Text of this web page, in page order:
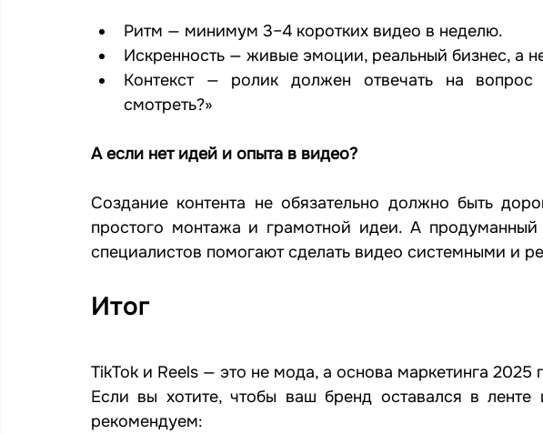
Ритм — минимум 3–4 коротких видео в неделю.
Искренность — живые эмоции, реальный бизнес, а
Контекст — ролик должен отвечать на
смотреть?»
А если нет идей и опыта в видео?
Создание контента не обязательно должно быть
простого монтажа и грамотной идеи. А
специалистов помогают сделать видео системными и
Итог
TikTok и Reels — это не мода, а основа маркетинга 2025
Если вы хотите, чтобы ваш бренд оставался в
рекомендуем: